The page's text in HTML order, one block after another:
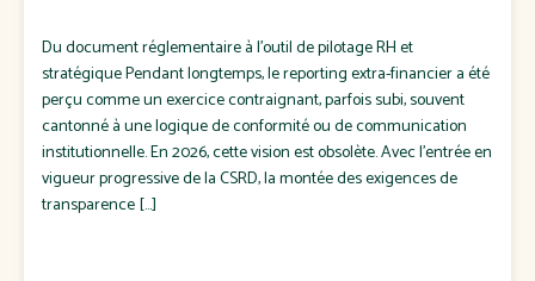
Du document réglementaire à l’outil de pilotage RH et
stratégique Pendant longtemps, le reporting extra-financier a été
perçu comme un exercice contraignant, parfois subi, souvent
cantonné à une logique de conformité ou de communication
institutionnelle. En 2026, cette vision est obsolète. Avec l’entrée en
vigueur progressive de la CSRD, la montée des exigences de
transparence […]